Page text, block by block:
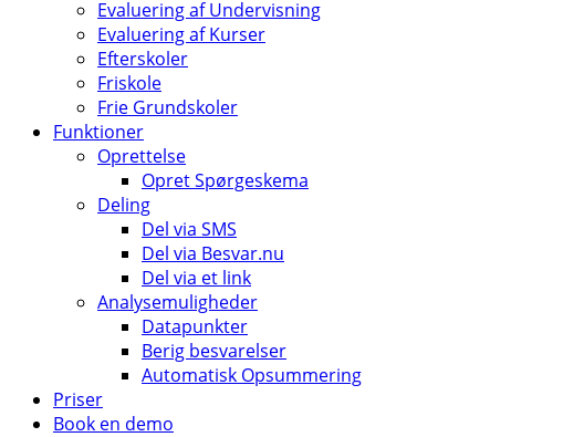
Evaluering af Undervisning
Evaluering af Kurser
Efterskoler
Friskole
Frie Grundskoler
Funktioner
Oprettelse
Opret Spørgeskema
Deling
Del via SMS
Del via Besvar.nu
Del via et link
Analysemuligheder
Datapunkter
Berig besvarelser
Automatisk Opsummering
Priser
Book en demo